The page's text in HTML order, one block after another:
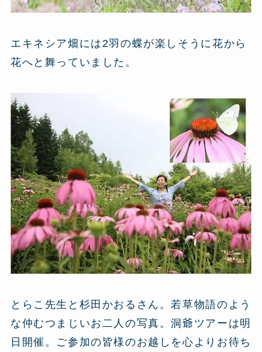
エキネシア畑には2羽の蝶が楽しそうに花から
花へと舞っていました。
とらこ先生と杉田かおるさん。若草物語のよう
な仲むつまじいお二人の写真。洞爺ツアーは明
日開催。ご参加の皆様のお越しを心よりお待ち